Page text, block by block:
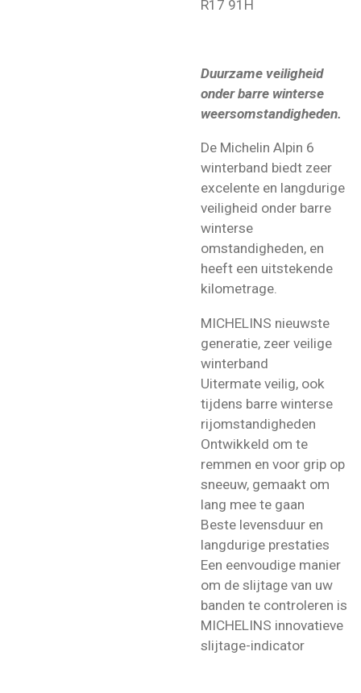
R17 91H
Duurzame veiligheid
onder barre winterse
weersomstandigheden.
De Michelin Alpin 6
winterband biedt zeer
excelente en langdurige
veiligheid onder barre
winterse
omstandigheden, en
heeft een uitstekende
kilometrage.
MICHELINS nieuwste
generatie, zeer veilige
winterband
Uitermate veilig, ook
tijdens barre winterse
rijomstandigheden
Ontwikkeld om te
remmen en voor grip op
sneeuw, gemaakt om
lang mee te gaan
Beste levensduur en
langdurige prestaties
Een eenvoudige manier
om de slijtage van uw
banden te controleren is
MICHELINS innovatieve
slijtage-indicator